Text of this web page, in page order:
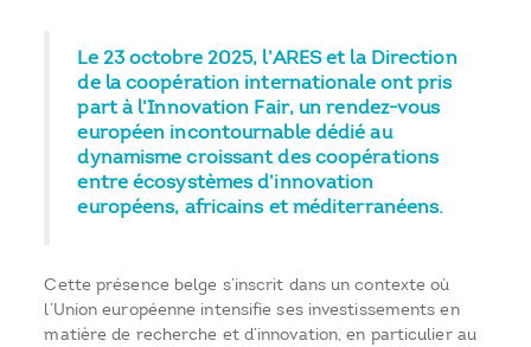
Le 23 octobre 2025, l’ARES et la Direction
de la coopération internationale ont pris
part à l’Innovation Fair, un rendez-vous
européen incontournable dédié au
dynamisme croissant des coopérations
entre écosystèmes d’innovation
européens, africains et méditerranéens.
Cette présence belge s’inscrit dans un contexte où
l’Union européenne intensifie ses investissements en
matière de recherche et d’innovation, en particulier au